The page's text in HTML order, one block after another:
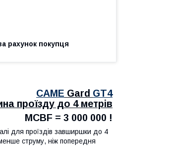
рахунок покупця
CAME Gard GT4
проїзду до 4 метрів
MCBF = 3 000 000 !
для проїздів завширшки до 4
струму, ніж попередня